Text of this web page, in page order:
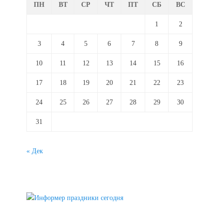
ПН ВТ СР ЧТ ПТ СБ ВС
1 2
3 4 5 6 7 8 9
10 11 12 13 14 15 16
17 18 19 20 21 22 23
24 25 26 27 28 29 30
31
« Дек